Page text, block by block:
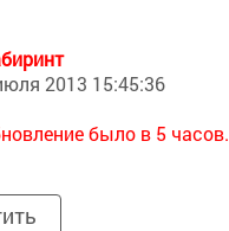
2013 15:45:36
было в 5 часов.